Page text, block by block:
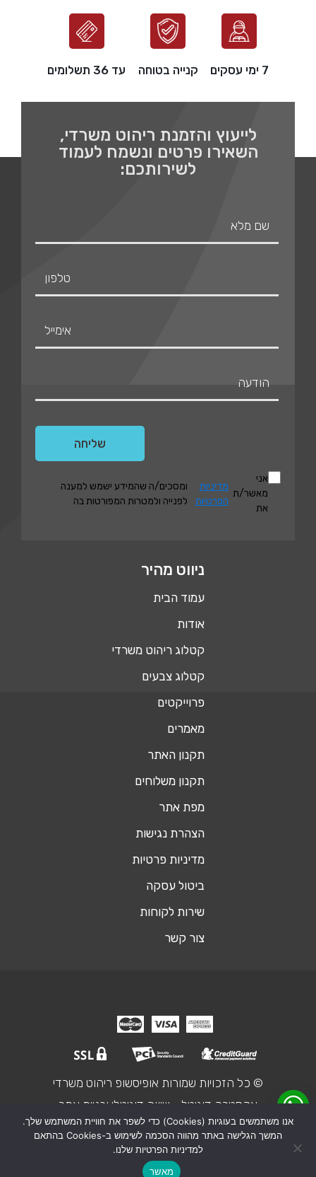
7 ימי עסקים קנייה בטוחה עד 36 תשלומים
כסא מנהלים יוקרתי דגם פרזידנט
מחיר מחושב:
לייעוץ והזמנת ריהוט משרדי,
השאירו פרטים ונשמח לעמוד
לשירותכם:
אני
מאשר/ת
את
מדיניות
הפרטיות
ומסכים/ה שהמידע ישמש למענה
לפנייה ולמטרות המפורטות בה
ניווט מהיר
עמוד הבית
אודות
קטלוג ריהוט משרדי
קטלוג צבעים
פרוייקטים
מאמרים
תקנון האתר
תקנון משלוחים
מפת אתר
הצהרת נגישות
מדיניות פרטיות
ביטול עסקה
שירות לקוחות
צור קשר
© כל הזכויות שמורות אופיסשופ ריהוט משרדי
אקסטרה דיגיטל - שיווק דיגיטלי ובניית אתר
אנו משתמשים בעוגיות (Cookies) כדי לשפר את חוויית המשתמש שלך.
המשך הגלישה באתר מהווה הסכמה לשימוש ב-Cookies בהתאם
למדיניות הפרטיות שלנו.
מאשר